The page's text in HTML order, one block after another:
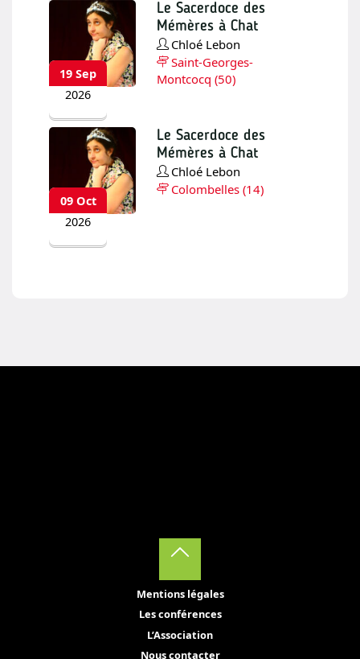
19 Sep
2026
Le Sacerdoce des
Mémères à Chat
Chloé Lebon
Saint-Georges-
Montcocq (50)
09 Oct
2026
Le Sacerdoce des
Mémères à Chat
Chloé Lebon
Colombelles (14)
Mentions légales
Les conférences
L’Association
Nous contacter
Back
to
Top